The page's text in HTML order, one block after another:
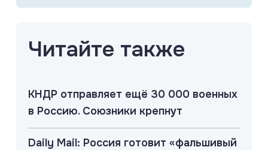
Читайте также
КНДР отправляет ещё 30 000 военных
в Россию. Союзники крепнут
Daily Mail: Россия готовит «фальшивый